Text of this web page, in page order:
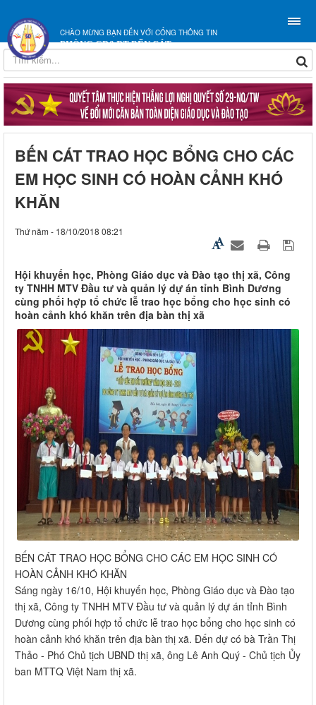
CHÀO MỪNG BẠN ĐẾN VỚI CỔNG THÔNG TIN
PHÒNG GD&ĐT BẾN CÁT
BẾN CÁT TRAO HỌC BỔNG CHO CÁC
EM HỌC SINH CÓ HOÀN CẢNH KHÓ
KHĂN
Thứ năm - 18/10/2018 08:21
Hội khuyến học, Phòng Giáo dục và Đào tạo thị xã, Công
ty TNHH MTV Đầu tư và quản lý dự án tỉnh Bình Dương
cùng phối hợp tổ chức lễ trao học bổng cho học sinh có
hoàn cảnh khó khăn trên địa bàn thị xã
BẾN CÁT TRAO HỌC BỔNG CHO CÁC EM HỌC SINH CÓ
HOÀN CẢNH KHÓ KHĂN
Sáng ngày 16/10, Hội khuyến học, Phòng Giáo dục và Đào tạo
thị xã, Công ty TNHH MTV Đầu tư và quản lý dự án tỉnh Bình
Dương cùng phối hợp tổ chức lễ trao học bổng cho học sinh có
hoàn cảnh khó khăn trên địa bàn thị xã. Đến dự có bà Trần Thị
Thảo - Phó Chủ tịch UBND thị xã, ông Lê Anh Quý - Chủ tịch Ủy
ban MTTQ Việt Nam thị xã.